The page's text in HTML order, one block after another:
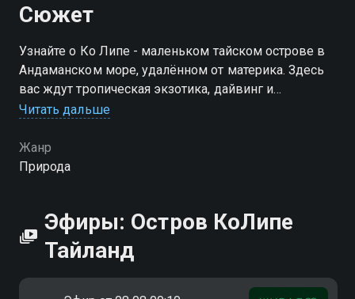
Сюжет
Узнайте о Ко Липе - маленьком тайском острове в
Андаманском море, удалённом от материка. Здесь
вас ждут тропическая экзотика, дайвинг и
уникальный подводный мир. Остров входит в
своими пляжами
Читать дальше
Жанр
Природа
Эфиры: Остров КоЛипе
Тайланд